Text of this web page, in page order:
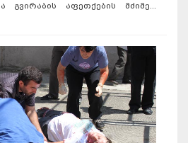
გვირაბის აფეთქების მძიმე...